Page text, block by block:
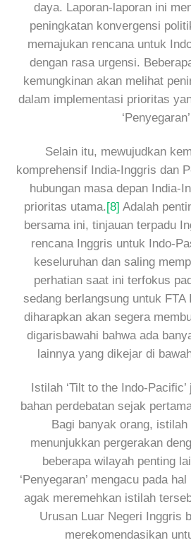
daya. Laporan-laporan ini
peningkatan konvergensi
memajukan rencana untuk
dengan rasa urgensi.
kemungkinan akan melihat
dalam implementasi prioritas
Selain itu, mewujudkan
komprehensif India-Inggris dan
hubungan masa depan India-
prioritas utama.[8] Adalah
bersama ini, tinjauan terpadu
rencana Inggris untuk Indo-
keseluruhan dan saling
perhatian saat ini terfokus
sedang berlangsung untuk
diharapkan akan segera
digarisbawahi bahwa ada
lainnya yang dikejar di
Istilah ‘Tilt to the Indo-
bahan perdebatan sejak
Bagi banyak orang,
menunjukkan pergerakan
beberapa wilayah penting
‘Penyegaran’ mengacu pada
agak meremehkan istilah
Urusan Luar Negeri Inggris
merekomendasikan